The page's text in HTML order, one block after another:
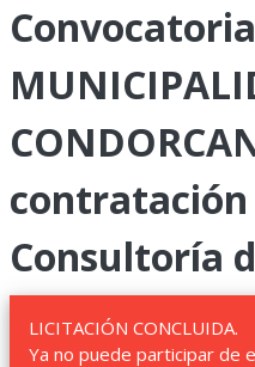
Convocatoria
contratación
Consultoría
LICITACIÓN CONCLUIDA.
Ya no puede participar de